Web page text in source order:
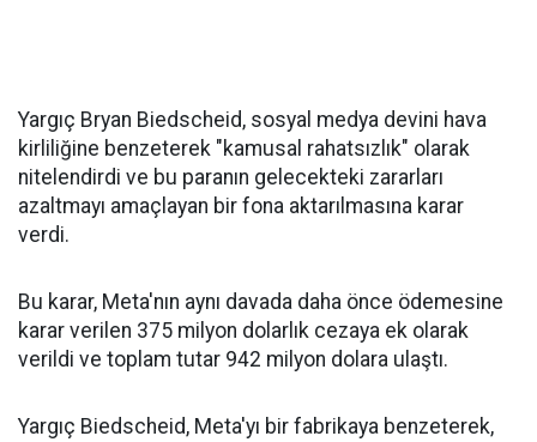
Yargıç Bryan Biedscheid, sosyal medya devini hava
kirliliğine benzeterek "kamusal rahatsızlık" olarak
nitelendirdi ve bu paranın gelecekteki zararları
azaltmayı amaçlayan bir fona aktarılmasına karar
verdi.
Bu karar, Meta'nın aynı davada daha önce ödemesine
karar verilen 375 milyon dolarlık cezaya ek olarak
verildi ve toplam tutar 942 milyon dolara ulaştı.
Yargıç Biedscheid, Meta'yı bir fabrikaya benzeterek,